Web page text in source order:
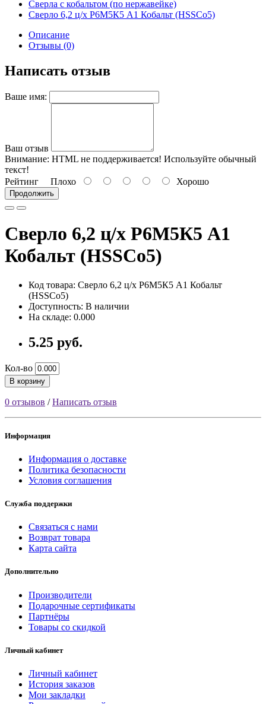
Сверла с кобальтом (по нержавейке)
Сверло 6,2 ц/х Р6М5К5 А1 Кобальт (HSSCo5)
Описание
Отзывы (0)
Написать отзыв
Ваше имя:
Ваш отзыв
Внимание: HTML не поддерживается! Используйте обычный
текст!
Рейтинг Плохо Хорошо
Продолжить
Сверло 6,2 ц/х Р6М5К5 А1
Кобальт (HSSCo5)
Код товара: Сверло 6,2 ц/х Р6М5К5 А1 Кобальт
(HSSCo5)
Доступность: В наличии
На складе: 0.000
5.25 руб.
Кол-во
В корзину
0 отзывов /Написать отзыв
Информация
Информация о доставке
Политика безопасности
Условия соглашения
Служба поддержки
Связаться с нами
Возврат товара
Карта сайта
Дополнительно
Производители
Подарочные сертификаты
Партнёры
Товары со скидкой
Личный кабинет
Личный кабинет
История заказов
Мои закладки